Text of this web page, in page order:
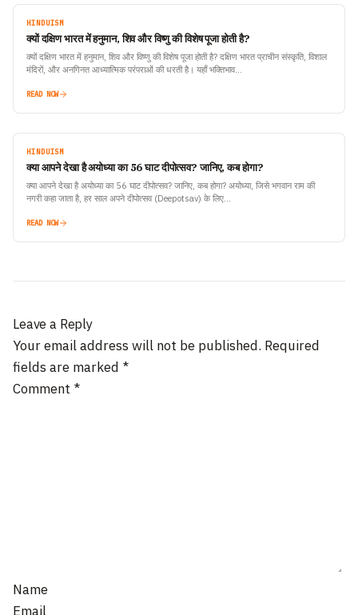
HINDUISM
क्यों दक्षिण भारत में हनुमान, शिव और विष्णु की विशेष पूजा होती है?
क्यों दक्षिण भारत में हनुमान, शिव और विष्णु की विशेष पूजा होती है? दक्षिण भारत प्राचीन संस्कृति, विशाल
मंदिरों, और अनगिनत आध्यात्मिक परंपराओं की धरती है। यहाँ भक्तिभाव…
READ NOW
HINDUISM
क्या आपने देखा है अयोध्या का 56 घाट दीपोत्सव? जानिए, कब होगा?
क्या आपने देखा है अयोध्या का 56 घाट दीपोत्सव? जानिए, कब होगा? अयोध्या, जिसे भगवान राम की
नगरी कहा जाता है, हर साल अपने दीपोत्सव (Deepotsav) के लिए…
READ NOW
Leave a Reply
Your email address will not be published. Required
fields are marked *
Comment *
Name
Email